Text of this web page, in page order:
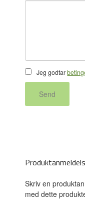
Jeg godtar
Send
Skriv en
med dette